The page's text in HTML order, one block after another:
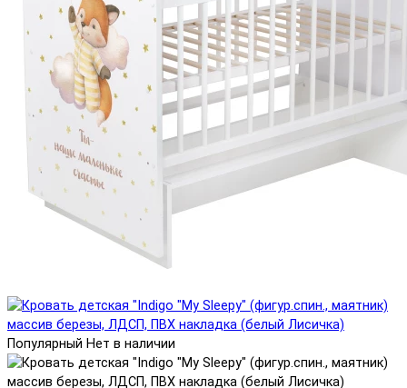
Популярный Нет в наличии